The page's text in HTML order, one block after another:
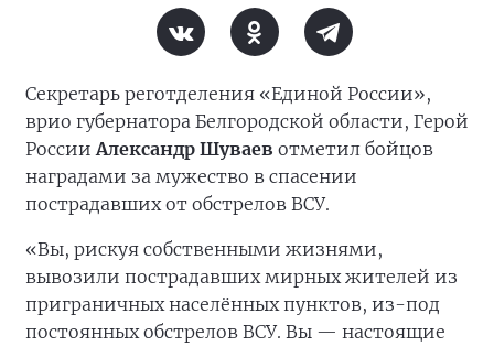
Секретарь реготделения «Единой России»,
врио губернатора Белгородской области, Герой
РоссииАлександр Шуваев отметил бойцов
наградами за мужество в спасении
пострадавших от обстрелов ВСУ.
«Вы, рискуя собственными жизнями,
вывозили пострадавших мирных жителей из
приграничных населённых пунктов, из-под
постоянных обстрелов ВСУ. Вы — настоящие